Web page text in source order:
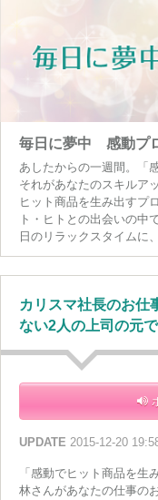
毎日に夢中 感動プ
あしたからの一週間。「
それがあなたのスキルア
ヒット商品を生み出すプ
ト・ヒトとの出会いの中
日のリラックスタイムに
カリスマ社長のお仕
ない2人の上司の元
UPDATE 2015-12-20
「感動でヒット商品を
林さんがあなたの仕事の